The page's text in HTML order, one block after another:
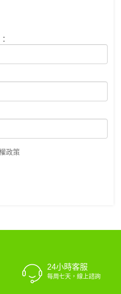
：
政策
24小時客服
每周七天，線上諮詢